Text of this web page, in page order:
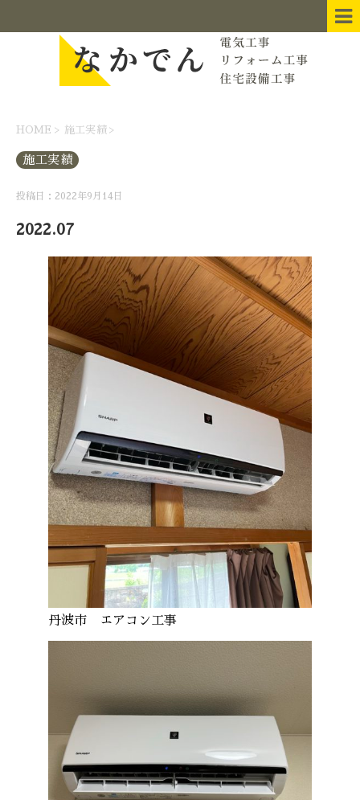
HOME > 施工実績 >
施工実績
投稿日：2022年9月14日
2022.07
丹波市 エアコン工事